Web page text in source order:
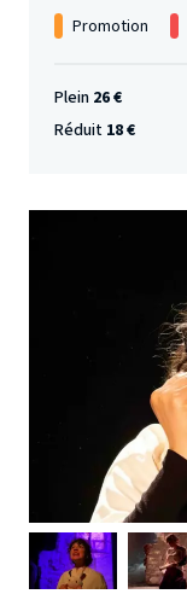
Promotion
Plein 26 €
Réduit 18 €